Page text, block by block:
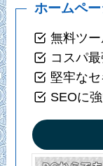
ホームペ
無料ツ
コスパ
堅牢な
SEOに